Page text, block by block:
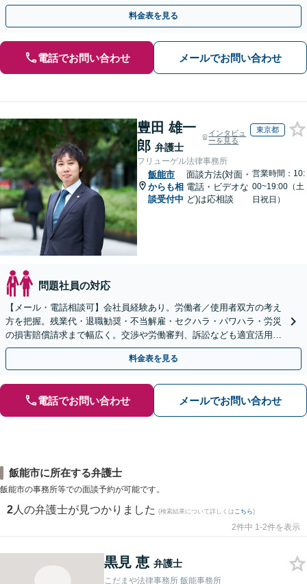
まで一貫して対応いたします【オンライン相談可】
料金表を見る
電話でお問い合わせ メールでお問い合わせ
豊田 雄一
郎 弁護士
インタビュ
ーを見る
東京都
フリューゲル法律事務所
飯能市
からも相
談受付中
面談方法(対面・
電話・ビデオな
ど)は応相談
営業時間：10:
00~19:00（土
日祝日）
問題社員の対応
【メール・電話相談可】会社員経験あり。労働者／使用者双方の考え
方を把握。残業代・退職勧奨・不当解雇・セクハラ・パワハラ・労災
の損害賠償請求まで幅広く。交渉や労働審判、訴訟なども適宜活用
し、早期かつ最善の解決を目指します【初回面談無料】
料金表を見る
電話でお問い合わせ メールでお問い合わせ
飯能市に所在する弁護士
飯能市の事務所等での面談予約が可能です。
2 人の弁護士が見つかりました (検索結果について詳しくは こちら)
2件中 1-2件を表示
黒見 恵 弁護士
こだまや法律事務所 飯能事務所